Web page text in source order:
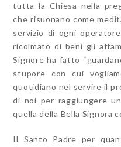
tutta la Chiesa nella
che risuonano come
servizio di ogni
ricolmato di beni gli
Signore ha fatto
stupore con cui
quotidiano nel servire il
di noi per raggiungere
quella della Bella Signora
Il Santo Padre per